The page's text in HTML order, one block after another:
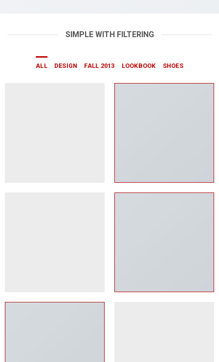
SIMPLE WITH FILTERING
ALL DESIGN FALL 2013 LOOKBOOK SHOES